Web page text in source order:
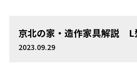
京北の家・造作家具解説 L
2023.09.29